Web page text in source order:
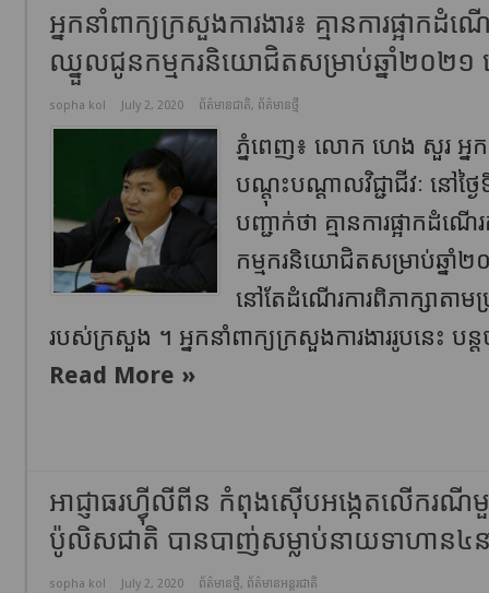
អ្នកនាំពាក្យក្រសួងការងារ៖ គ្មានការផ្អាកដំណ
ឈ្នួលជូនកម្មករនិយោជិតសម្រាប់ឆ្នាំ២០២១
sopha kol July 2, 2020 ព័ត៌មានជាតិ, ព័ត៌មានថ្មី
ភ្នំពេញ៖ លោក ហេង សួរ អ្នក
បណ្ដុះបណ្ដាលវិជ្ជាជីវៈ នៅថ្ង
បញ្ជាក់ថា គ្មានការផ្អាកដំណ
កម្មករនិយោជិតសម្រាប់ឆ្ន
នៅតែដំណើរការពិភាក្សាត
របស់ក្រសួង ។ អ្នកនាំពាក្យក្រសួងការងាររូបនេះ
Read More »
អាជ្ញាធរហ្វុីលីពីន កំពុងស៊ើបអង្កេតលើករណី
ប៉ូលិសជាតិ បានបាញ់សម្លាប់នាយទាហាន៤
sopha kol July 2, 2020 ព័ត៌មានថ្មី, ព័ត៌មានអន្តរជាតិ